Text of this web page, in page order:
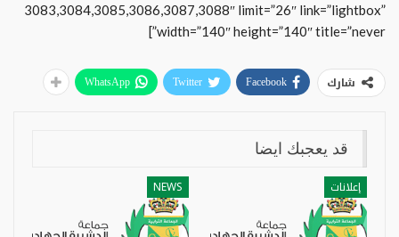
3083,3084,3085,3086,3087,3088″ limit=”26″ link=”lightbox”
width=”140″ height=”140″ title=”never”]
شارك Facebook
Twitter
WhatsApp
قد يعجبك ايضا
إعلانات NEWS